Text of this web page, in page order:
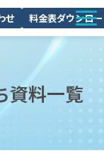
せ 料金表ダウンロ
資料一覧